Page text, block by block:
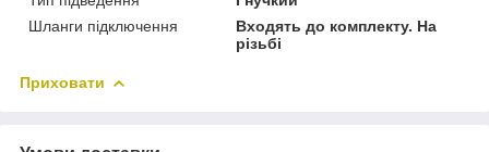
Шланги підключення
Входять до комплекту. На
різьбі
Приховати